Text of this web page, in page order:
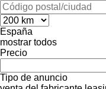
España
mostrar todos
Precio
Tipo de anuncio